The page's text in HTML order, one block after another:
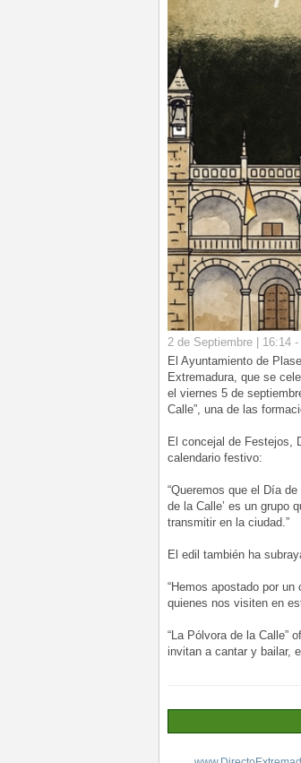
2 de Septiembre | 16:14 -
El Ayuntamiento de
Extremadura, que se
el viernes 5 de
Calle”, una de las
El concejal de Festejos,
calendario festivo:
“Queremos que el Día
de la Calle’ es un grupo
transmitir en la ciudad.”
El edil también ha
“Hemos apostado por
quienes nos visiten en
“La Pólvora de la Calle”
invitan a cantar y bailar,